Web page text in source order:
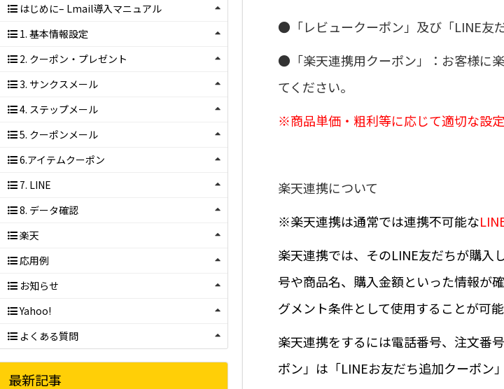
●「レビュークーポン」及び「LINE友
●「楽天連携用クーポン」：お客様に
てください。
※商品単価・粗利等に応じて適切な設
楽天連携について
※楽天連携は通常では連携不可能な
楽天連携では、そのLINE友だちが購入
号や商品名、購入金額といった情報が
グメント条件として使用することが可能
楽天連携をするには電話番号、注文番
ポン」は「LINEお友だち追加クーポン
はじめに– Lmail導入マニュアル
1. 基本情報設定
2. クーポン・プレゼント
3. サンクスメール
4. ステップメール
5. クーポンメール
6.アイテムクーポン
7. LINE
8. データ確認
楽天
応用例
お知らせ
Yahoo!
よくある質問
最新記事